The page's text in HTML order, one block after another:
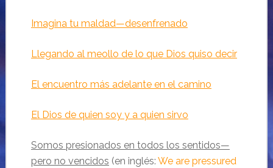
Imagina tu maldad—desenfrenado
Llegando al meollo de lo que Dios quiso decir
El encuentro más adelante en el camino
El Dios de quien soy y a quien sirvo
Somos presionados en todos los sentidos—
pero no vencidos (en inglés: We are pressured